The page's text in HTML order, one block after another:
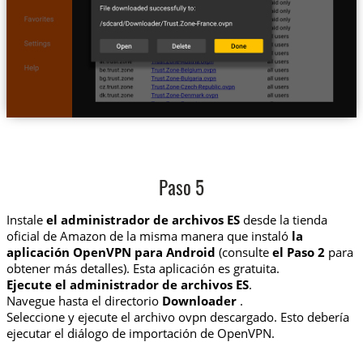
Paso 5
Instale el administrador de archivos ESdesde la tienda
oficial de Amazon de la misma manera que instaló la
aplicación OpenVPN para Android (consulte el Paso 2 para
obtener más detalles). Esta aplicación es gratuita.
Ejecute el administrador de archivos ES.
Navegue hasta el directorio Downloader.
Seleccione y ejecute el archivo ovpn descargado. Esto debería
ejecutar el diálogo de importación de OpenVPN.